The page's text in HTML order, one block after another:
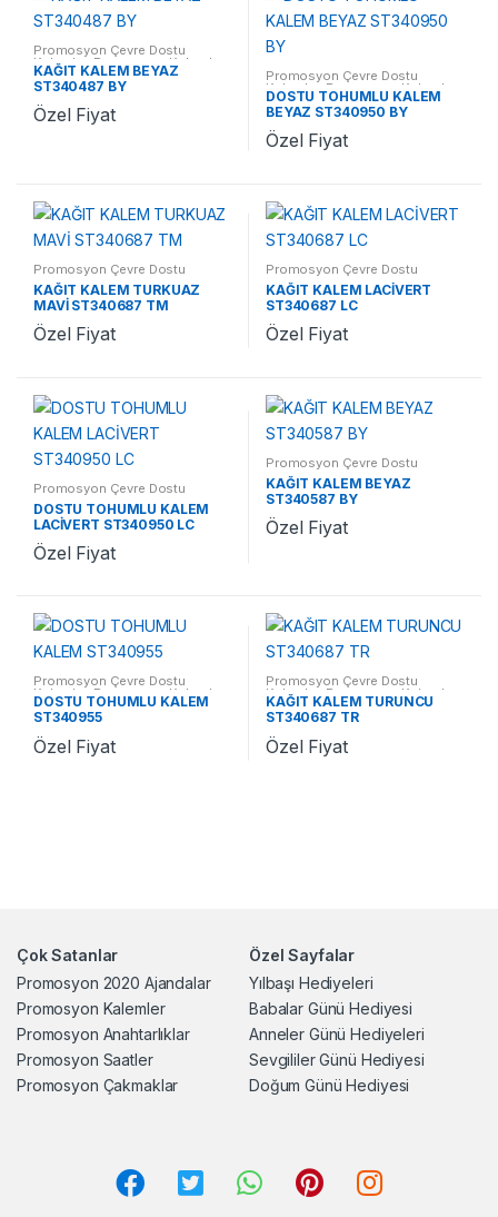
Promosyon Çevre Dostu
Kalemler, Promosyon Kalemler
KAĞIT KALEM BEYAZ
ST340487 BY
Özel Fiyat
Promosyon Çevre Dostu
Kalemler ,Promosyon Kalemler
DOSTU TOHUMLU KALEM
BEYAZ ST340950 BY
Özel Fiyat
Promosyon Çevre Dostu
Kalemler, Promosyon Kalemler
KAĞIT KALEM TURKUAZ
MAVİ ST340687 TM
Özel Fiyat
Promosyon Çevre Dostu
Kalemler, Promosyon Kalemler
KAĞIT KALEM LACİVERT
ST340687 LC
Özel Fiyat
Promosyon Çevre Dostu
Kalemler, Promosyon Kalemler
DOSTU TOHUMLU KALEM
LACİVERT ST340950 LC
Özel Fiyat
Promosyon Çevre Dostu
Kalemler, Promosyon Kalemler
KAĞIT KALEM BEYAZ
ST340587 BY
Özel Fiyat
Promosyon Çevre Dostu
Kalemler ,Promosyon Kalemler
DOSTU TOHUMLU KALEM
ST340955
Özel Fiyat
Promosyon Çevre Dostu
Kalemler, Promosyon Kalemler
KAĞIT KALEM TURUNCU
ST340687 TR
Özel Fiyat
Çok Satanlar
Promosyon 2020 Ajandalar
Promosyon Kalemler
Promosyon Anahtarlıklar
Promosyon Saatler
Promosyon Çakmaklar
Özel Sayfalar
Yılbaşı Hediyeleri
Babalar Günü Hediyesi
Anneler Günü Hediyeleri
Sevgililer Günü Hediyesi
Doğum Günü Hediyesi